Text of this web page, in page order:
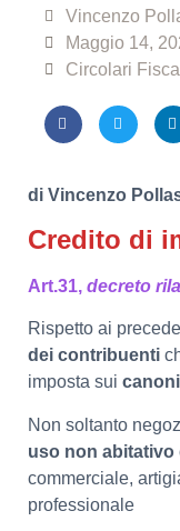
Vincenzo
Maggio 14,
Circolari
di Vincenzo
Credito di
Art.31, decreto
Rispetto ai
dei contribuenti
imposta sui
Non soltanto
uso non abitativo
commerciale,
professionale